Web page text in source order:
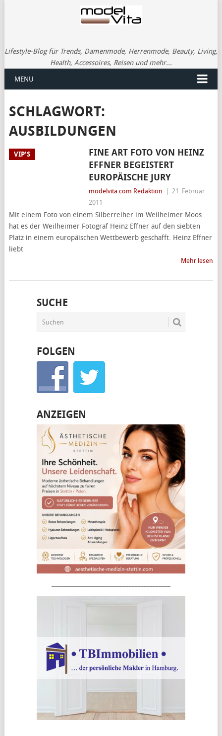
Lifestyle-Blog für Trends, Damenmode, Herrenmode, Beauty, Living,
Health, Accessoires, Reisen und mehr...
MENU
SCHLAGWORT:
AUSBILDUNGEN
VIP'S
FINE ART FOTO VON HEINZ
EFFNER BEGEISTERT
EUROPÄISCHE JURY
modelvita.com Redaktion
21. Februar
2011
Mit einem Foto von einem Silberreiher im Weilheimer Moos
hat es der Weilheimer Fotograf Heinz Effner auf den siebten
Platz in einem europäischen Wettbewerb geschafft. Heinz Effner
liebt
Mehr lesen
SUCHE
FOLGEN
ANZEIGEN